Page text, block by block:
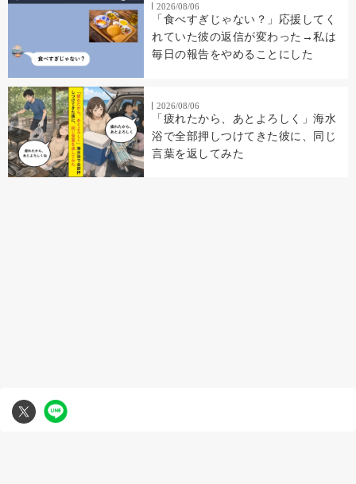
2026/08/06
「食べすぎじゃない？」応援してく
れていた彼の返信が変わった→私は
毎日の報告をやめることにした
2026/08/06
「疲れたから、あとよろしく」海水
浴で全部押しつけてきた彼に、同じ
言葉を返してみた